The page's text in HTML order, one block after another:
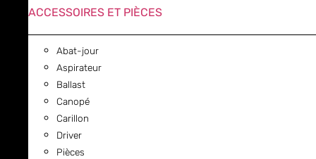
ACCESSOIRES ET PIÈCES
Abat-jour
Aspirateur
Ballast
Canopé
Carillon
Driver
Pièces